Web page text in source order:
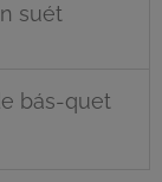
suét
bás-quet